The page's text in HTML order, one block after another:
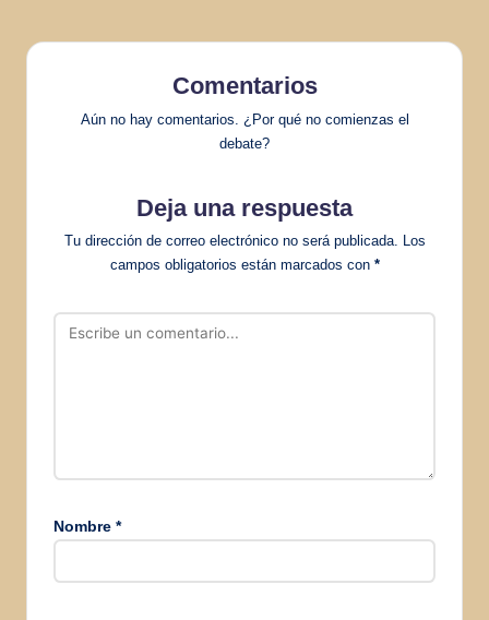
Comentarios
Aún no hay comentarios. ¿Por qué no comienzas el
debate?
Deja una respuesta
Tu dirección de correo electrónico no será publicada. Los
campos obligatorios están marcados con *
Nombre *